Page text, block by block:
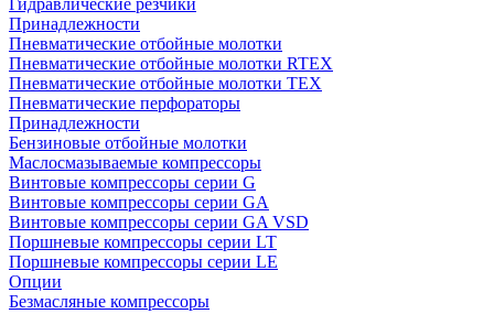
Гидравлические резчики
Принадлежности
Пневматические отбойные молотки
Пневматические отбойные молотки RTEX
Пневматические отбойные молотки TEX
Пневматические перфораторы
Принадлежности
Бензиновые отбойные молотки
Маслосмазываемые компрессоры
Винтовые компрессоры серии G
Винтовые компрессоры cерии GA
Винтовые компрессоры cерии GA VSD
Поршневые компрессоры серии LT
Поршневые компрессоры серии LE
Опции
Безмасляные компрессоры